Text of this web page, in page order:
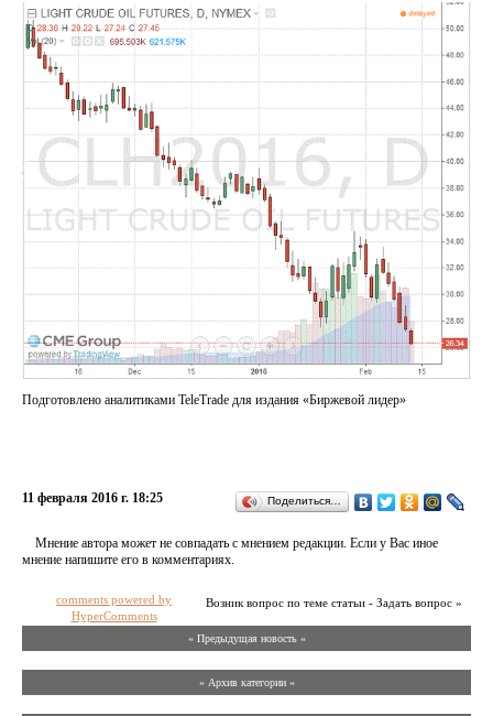
Подготовлено аналитиками TeleTrade для издания «Биржевой лидер»
11 февраля 2016 г. 18:25 Поделиться…
Мнение автора может не совпадать с мнением редакции. Если у Вас иное
мнение напишите его в комментариях.
Возник вопрос по теме статьи - Задать вопрос »
comments powered by
HyperComments
« Предыдущая новость «
» Архив категории «